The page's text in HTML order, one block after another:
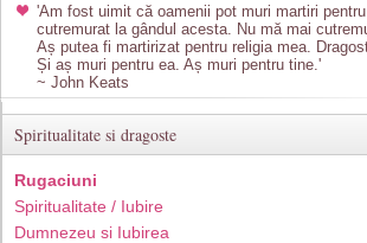
'Am fost uimit că oamenii pot muri martiri
cutremurat la gândul acesta. Nu mă mai
Aș putea fi martirizat pentru religia mea.
Și aș muri pentru ea. Aș muri pentru tine.'
~ John Keats
Spiritualitate si dragoste
Rugaciuni
Spiritualitate / Iubire
Dumnezeu si Iubirea